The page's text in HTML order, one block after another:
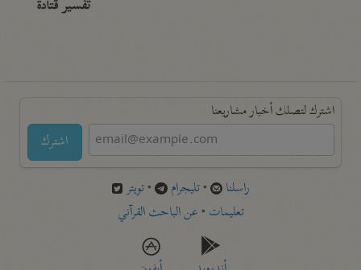
تفسير قتادة
اشترك لتصلك أخبار مشاريعنا
اشترك
راسلنا •تليجرام •تويتر
تعليمات •عن الباحث القرآني